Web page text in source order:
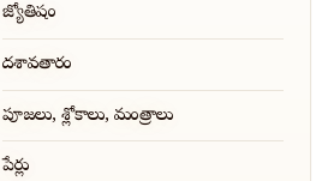
జ్యోతిషం
దశావతారం
పూజలు, శ్లోకాలు, మంత్రాలు
పేర్లు